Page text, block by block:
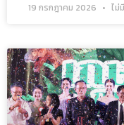
19 กรกฎาคม 2026 ไม่